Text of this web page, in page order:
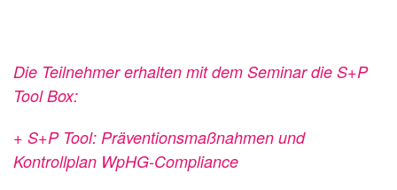
Die Teilnehmer erhalten mit dem Seminardie S+P
Tool Box:
+ S+P Tool: Präventionsmaßnahmen und
Kontrollplan WpHG-Compliance